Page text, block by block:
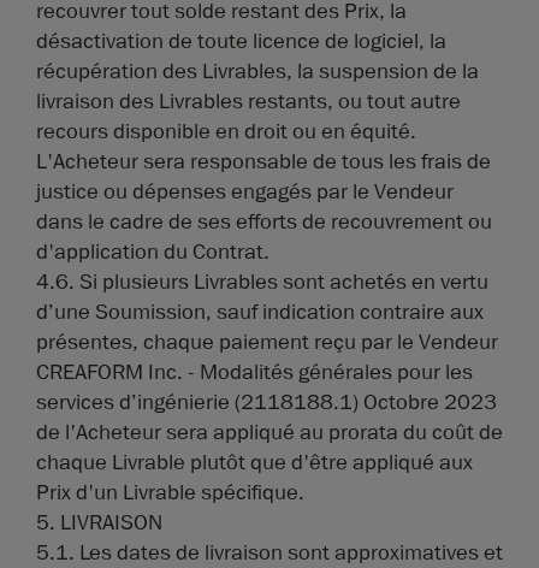
recouvrer tout solde restant des Prix, la
désactivation de toute licence de logiciel, la
récupération des Livrables, la suspension de la
livraison des Livrables restants, ou tout autre
recours disponible en droit ou en équité.
L'Acheteur sera responsable de tous les frais de
justice ou dépenses engagés par le Vendeur
dans le cadre de ses efforts de recouvrement ou
d'application du Contrat.
4.6. Si plusieurs Livrables sont achetés en vertu
d’une Soumission, sauf indication contraire aux
présentes, chaque paiement reçu par le Vendeur
CREAFORM Inc. - Modalités générales pour les
services d’ingénierie (2118188.1) Octobre 2023
de l'Acheteur sera appliqué au prorata du coût de
chaque Livrable plutôt que d'être appliqué aux
Prix d'un Livrable spécifique.
5. LIVRAISON
5.1. Les dates de livraison sont approximatives et